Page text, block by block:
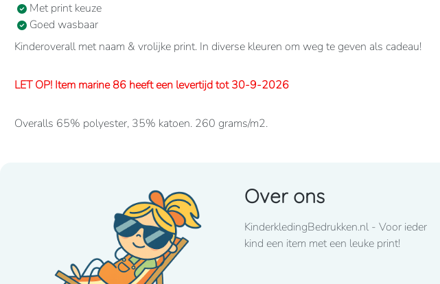
Met print keuze
Goed wasbaar
Kinderoverall met naam & vrolijke print. In diverse kleuren om weg te geven als cadeau!
LET OP! Item marine 86 heeft een levertijd tot 30-9-2026
Overalls 65% polyester, 35% katoen. 260 grams/m2.
Lettertype wat standaard wordt toegepast: CooperBlack
Voor spoed levering dient u altijd telefonisch contact met ons op te nemen! 050-2053307
LET OP! Item fuchsia 86 heeft een lange levertijd tot eind januari 2026
Over ons
KinderkledingBedrukken.nl - Voor ieder
kind een item met een leuke print!